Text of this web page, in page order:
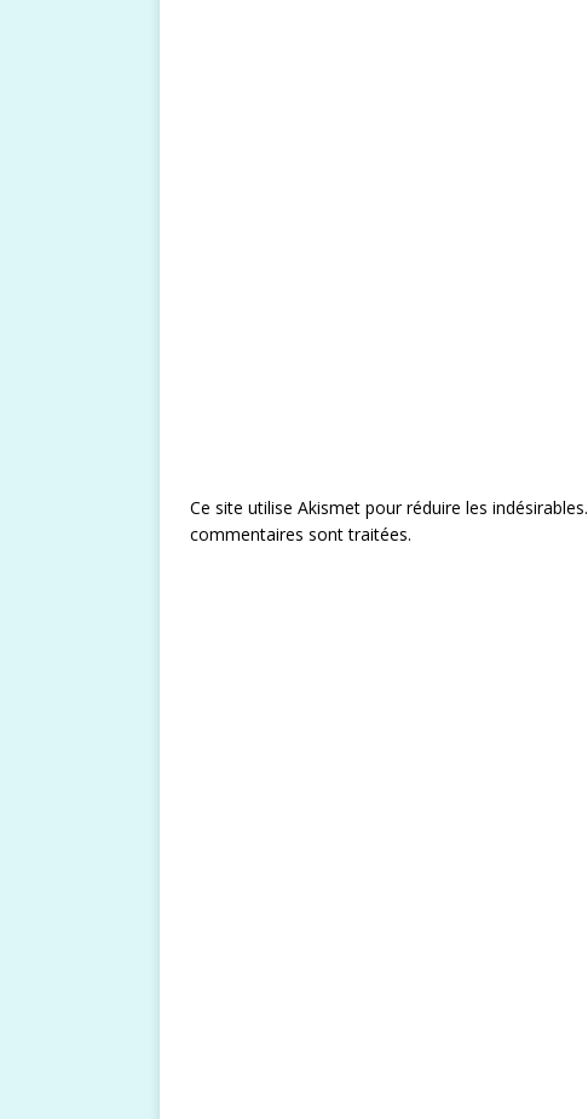
Ce site utilise Akismet pour réduire les indésirables.
commentaires sont traitées.